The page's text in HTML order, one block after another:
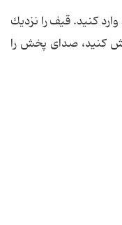
كنید. قیف را نزدیك
كنید، صدای پخش را